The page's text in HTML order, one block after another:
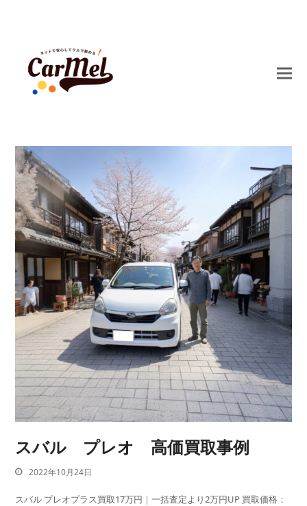
スバル プレオ 高価買取事例
2022年10月24日
スバル プレオプラス買取17万円｜一括査定より2万円UP 買取価格：